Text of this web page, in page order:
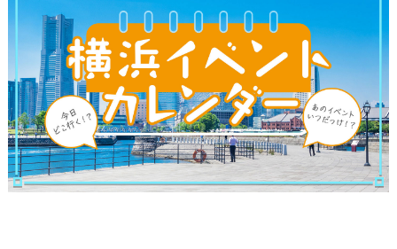
観光ガイド
ランキング
ブログ記事
サイトについて